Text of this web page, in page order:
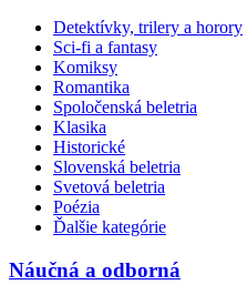
Detektívky, trilery a horory
Sci-fi a fantasy
Komiksy
Romantika
Spoločenská beletria
Klasika
Historické
Slovenská beletria
Svetová beletria
Poézia
Ďalšie kategórie
Náučná a odborná